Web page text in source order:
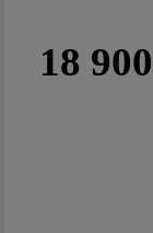
18 900